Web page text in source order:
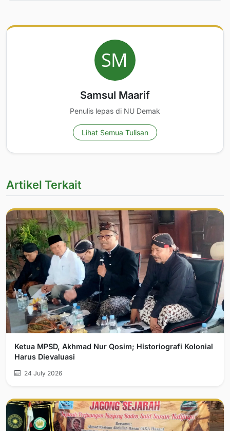
Samsul Maarif
Penulis lepas di NU Demak
Lihat Semua Tulisan
Artikel Terkait
Ketua MPSD, Akhmad Nur Qosim; Historiografi Kolonial
Harus Dievaluasi
24 July 2026